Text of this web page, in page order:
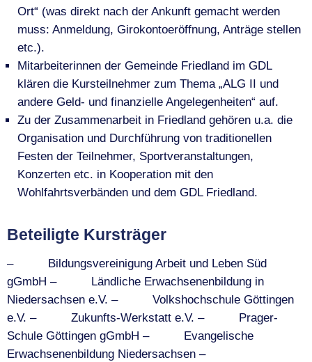
Ort“ (was direkt nach der Ankunft gemacht werden
muss: Anmeldung, Girokontoeröffnung, Anträge stellen
etc.).
Mitarbeiterinnen der Gemeinde Friedland im GDL
klären die Kursteilnehmer zum Thema „ALG II und
andere Geld- und finanzielle Angelegenheiten“ auf.
Zu der Zusammenarbeit in Friedland gehören u.a. die
Organisation und Durchführung von traditionellen
Festen der Teilnehmer, Sportveranstaltungen,
Konzerten etc. in Kooperation mit den
Wohlfahrtsverbänden und dem GDL Friedland.
Beteiligte Kursträger
– Bildungsvereinigung Arbeit und Leben Süd
gGmbH – Ländliche Erwachsenenbildung in
Niedersachsen e.V. – Volkshochschule Göttingen
e.V. – Zukunfts-Werkstatt e.V. – Prager-
Schule Göttingen gGmbH – Evangelische
Erwachsenenbildung Niedersachsen –